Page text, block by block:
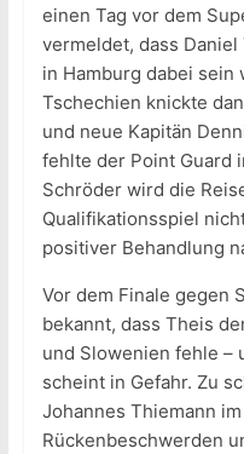
einen Tag vor dem
vermeldet, dass
in Hamburg dabei sein
Tschechien knickte
und neue Kapitän
fehlte der Point Guard
Schröder wird die
Qualifikationsspiel
positiver Behandlung
Vor dem Finale gegen
bekannt, dass Theis
und Slowenien fehle –
scheint in Gefahr. Zu
Johannes Thiemann
Rückenbeschwerden